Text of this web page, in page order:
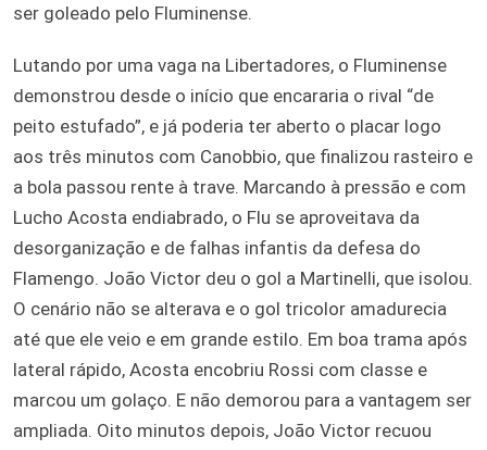
ser goleado pelo Fluminense.
Lutando por uma vaga na Libertadores, o Fluminense
demonstrou desde o início que encararia o rival “de
peito estufado”, e já poderia ter aberto o placar logo
aos três minutos com Canobbio, que finalizou rasteiro e
a bola passou rente à trave. Marcando à pressão e com
Lucho Acosta endiabrado, o Flu se aproveitava da
desorganização e de falhas infantis da defesa do
Flamengo. João Victor deu o gol a Martinelli, que isolou.
O cenário não se alterava e o gol tricolor amadurecia
até que ele veio e em grande estilo. Em boa trama após
lateral rápido, Acosta encobriu Rossi com classe e
marcou um golaço. E não demorou para a vantagem ser
ampliada. Oito minutos depois, João Victor recuou